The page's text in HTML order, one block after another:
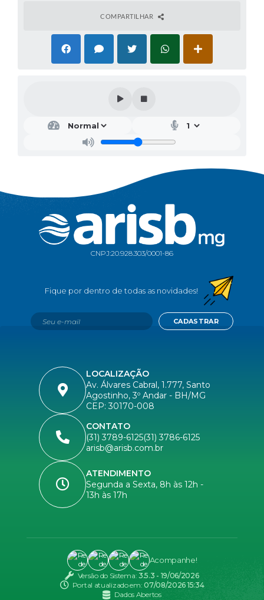
COMPARTILHAR
CNPJ:20.928.303/0001-86
LOCALIZAÇÃO
Av. Álvares Cabral, 1.777, Santo
Agostinho, 3º Andar - BH/MG
CEP: 30170-008
CONTATO
(31) 3789-6125(31) 3786-6125
arisb@arisb.com.br
ATENDIMENTO
Segunda a Sexta, 8h às 12h -
13h às 17h
CADASTRAR
Versão do Sistema: 3.5.3 - 19/06/2026
Portal atualizado em:07/08/2026 15:34
Dados Abertos
Acompanhe!